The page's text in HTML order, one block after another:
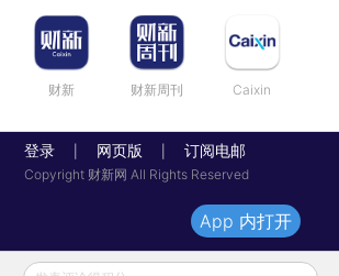
财新 财新周刊 Caixin
登录 网页版 订阅电邮
Copyright 财新网 All Rights Reserved
App 内打开